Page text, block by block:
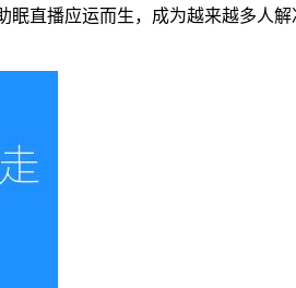
直播应运而生，成为越来越多人